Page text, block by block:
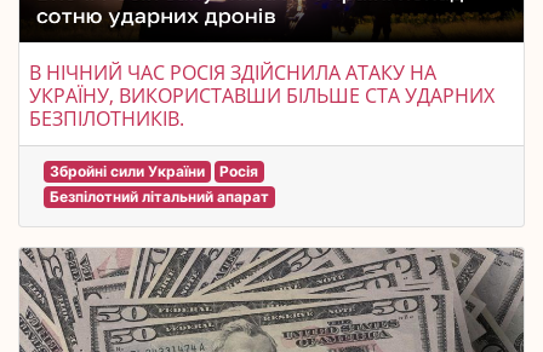
В НІЧНИЙ ЧАС РОСІЯ ЗДІЙСНИЛА АТАКУ НА
УКРАЇНУ, ВИКОРИСТАВШИ БІЛЬШЕ СТА УДАРНИХ
БЕЗПІЛОТНИКІВ.
Збройні сили України
Росія
Безпілотний літальний апарат